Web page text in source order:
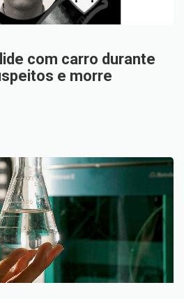
com carro durante
e morre